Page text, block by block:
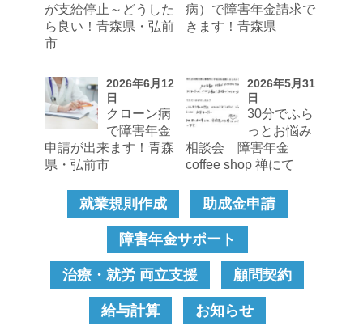
が支給停止～どうした
ら良い！青森県・弘前
市
病）で障害年金請求で
きます！青森県
2026年6月12
日
クローン病
で障害年金
申請が出来ます！青森
県・弘前市
2026年5月31
日
30分でふら
っとお悩み
相談会 障害年金
coffee shop 禅にて
就業規則作成 助成金申請
障害年金サポート
治療・就労 両立支援 顧問契約
給与計算 お知らせ